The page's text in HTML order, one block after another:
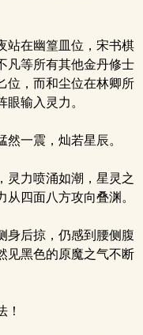
站在幽篁皿位，宋书棋
凡等所有其他金丹修士
位，而和尘位在林卿所
输入灵力。
一震，灿若星辰。
力喷涌如潮，星灵之
四面八方攻向叠渊。
身后掠，仍感到腰侧腹
见黑色的原魔之气不断
！